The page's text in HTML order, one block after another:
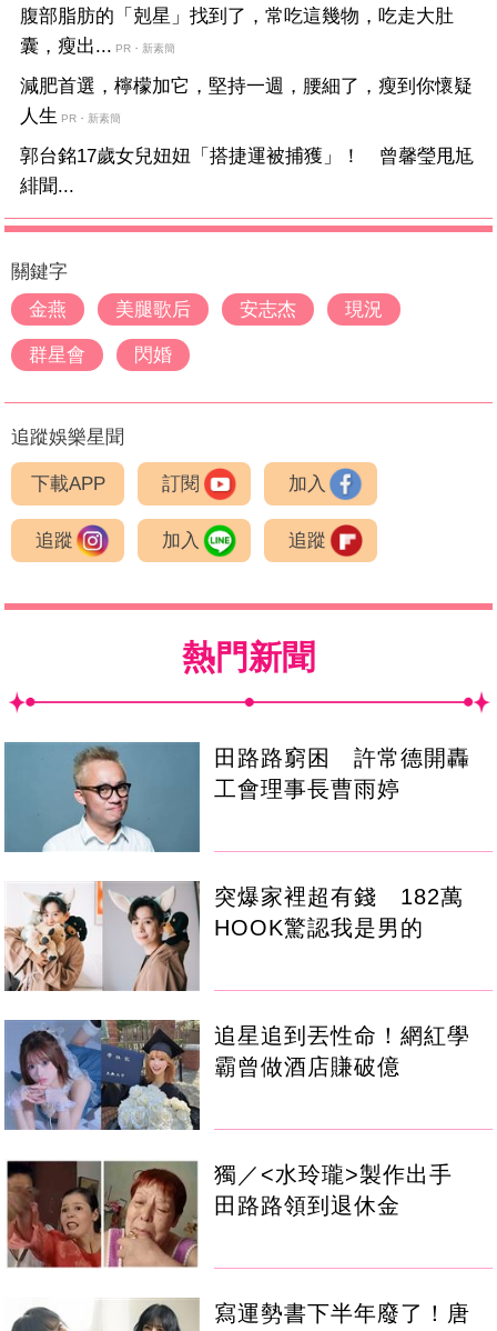
腹部脂肪的「剋星」找到了，常吃這幾物，吃走大肚
囊，瘦出... PR・新素簡
減肥首選，檸檬加它，堅持一週，腰細了，瘦到你懷疑
人生 PR・新素簡
郭台銘17歲女兒妞妞「搭捷運被捕獲」！ 曾馨瑩甩尪
緋聞...
關鍵字
金燕
美腿歌后 安志杰 現況
群星會 閃婚
追蹤娛樂星聞
下載APP 訂閱 加入
追蹤 加入 追蹤
熱門新聞
田路路窮困 許常德開轟
工會理事長曹雨婷
突爆家裡超有錢 182萬
HOOK驚認我是男的
追星追到丟性命！網紅學
霸曾做酒店賺破億
獨／<水玲瓏>製作出手
田路路領到退休金
寫運勢書下半年廢了！唐